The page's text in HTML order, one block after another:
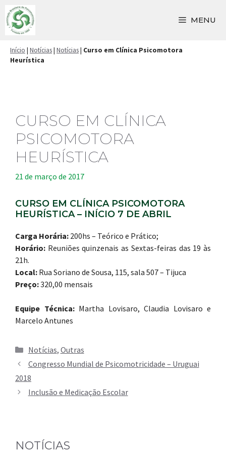
Pular
para
MENU
Início | Notícias| Notícias| Curso em Clínica Psicomotora
Heurística
CURSO EM CLÍNICA
PSICOMOTORA
HEURÍSTICA
21 de março de 2017
CURSO EM CLÍNICA PSICOMOTORA
HEURÍSTICA – INÍCIO 7 DE ABRIL
Carga Horária: 200hs – Teórico e Prático;
Horário: Reuniões quinzenais as Sextas-feiras das 19 às
21h.
Local: Rua Soriano de Sousa, 115, sala 507 – Tijuca
Preço:320,00 mensais
Equipe Técnica:Martha Lovisaro, Claudia Lovisaro e
Marcelo Antunes
Categorias
Notícias, Outras
Congresso Mundial de Psicomotricidade – Uruguai
2018
Inclusão e Medicação Escolar
NOTÍCIAS